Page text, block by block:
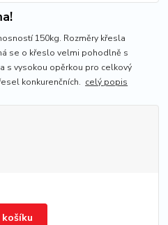
150kg. Rozměry křesla
se o křeslo velmi pohodlně s
s vysokou opěrkou pro celkový
konkurenčních. celý popis